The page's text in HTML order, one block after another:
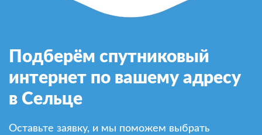
Подберём спутниковый
интернет по вашему адресу
в Сельце
Оставьте заявку, и мы поможем выбрать